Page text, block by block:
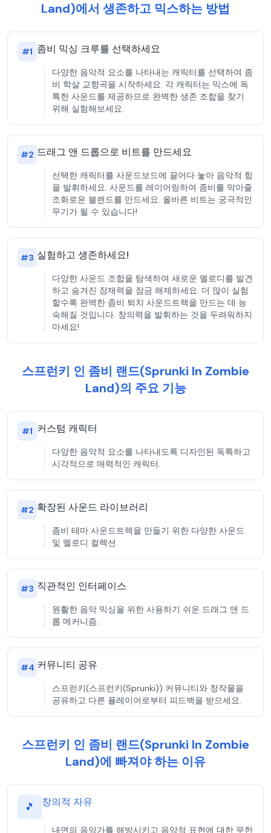
Land)에서 생존하고 믹스하는 방법
#1 좀비 믹싱 크루를 선택하세요
다양한 음악적 요소를 나타내는 캐릭터를 선택하여 좀
비 학살 교향곡을 시작하세요. 각 캐릭터는 믹스에 독
특한 사운드를 제공하므로 완벽한 생존 조합을 찾기
위해 실험해보세요.
#2 드래그 앤 드롭으로 비트를 만드세요
선택한 캐릭터를 사운드보드에 끌어다 놓아 음악적 힘
을 발휘하세요. 사운드를 레이어링하여 좀비를 막아줄
조화로운 블렌드를 만드세요. 올바른 비트는 궁극적인
무기가 될 수 있습니다!
#3 실험하고 생존하세요!
다양한 사운드 조합을 탐색하여 새로운 멜로디를 발견
하고 숨겨진 잠재력을 잠금 해제하세요. 더 많이 실험
할수록 완벽한 좀비 퇴치 사운드트랙을 만드는 데 능
숙해질 것입니다. 창의력을 발휘하는 것을 두려워하지
마세요!
스프런키 인 좀비 랜드(Sprunki In Zombie
Land)의 주요 기능
#1 커스텀 캐릭터
다양한 음악적 요소를 나타내도록 디자인된 독특하고
시각적으로 매력적인 캐릭터.
#2 확장된 사운드 라이브러리
좀비 테마 사운드트랙을 만들기 위한 다양한 사운드
및 멜로디 컬렉션.
#3 직관적인 인터페이스
원활한 음악 믹싱을 위한 사용하기 쉬운 드래그 앤 드
롭 메커니즘.
#4 커뮤니티 공유
스프런키(스프런키(Sprunki)) 커뮤니티와 창작물을
공유하고 다른 플레이어로부터 피드백을 받으세요.
스프런키 인 좀비 랜드(Sprunki In Zombie
Land)에 빠져야 하는 이유
🎵 창의적 자유
내면의 음악가를 해방시키고 음악적 표현에 대한 무한